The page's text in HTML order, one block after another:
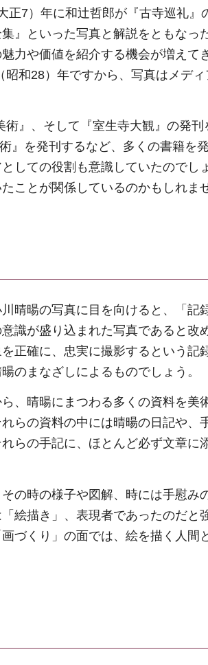
7）年に和辻哲郎が『古寺巡礼』
』といった写真と解説をともなっ
力や価値を紹介する機会が増えて
和28）年ですから、写真はメデ
』、そして『室生寺大観』の発刊
』を発刊するなど、多くの書籍を
しての役割も意識していたのでし
ことが関係しているのかもしれま
晴暘の写真に目を向けると、「記
識が盛り込まれた写真であると改
正確に、忠実に撮影するという記
のまなざしによるものでしょう。
、晴暘にまつわる多くの資料を美
らの資料の中には晴暘の日記や、
らの手記に、ほとんど必ず文章に
の時の様子や図解、時には手慰み
絵描き」、表現者であったのだと
づくり」の面では、絵を描く人間